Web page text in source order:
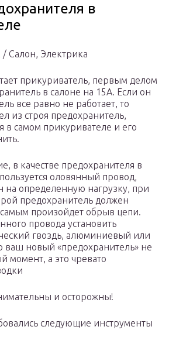
в
/ Салон, Электрика
прикуриватель, первым делом
в салоне на 15А. Если он
все равно не работает, то
из строя предохранитель,
в самом прикуривателе и его
в качестве предохранителя в
оловянный провод,
на определенную нагрузку, при
предохранитель должен
самым произойдет обрыв цепи.
провода установить
гвоздь, алюминиевый или
ваш новый «предохранитель» не
момент, а это чревато
и осторожны!
следующие инструменты